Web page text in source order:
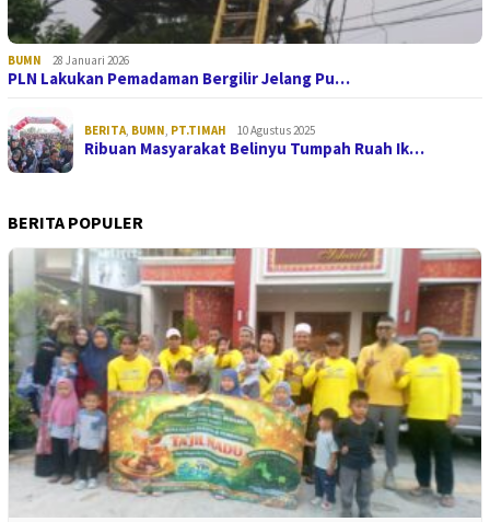
BUMN 28 Januari 2026
PLN Lakukan Pemadaman Bergilir Jelang Pu…
BERITA, BUMN, PT.TIMAH 10 Agustus 2025
Ribuan Masyarakat Belinyu Tumpah Ruah Ik…
BERITA POPULER